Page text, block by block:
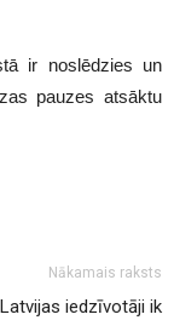
ir noslēdzies un
pauzes atsāktu
Nākamais raksts
iedzīvotāji ik